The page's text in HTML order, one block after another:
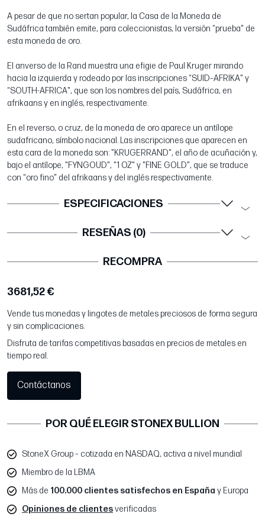
A pesar de que no sertan popular, la Casa de la Moneda de
Sudáfrica también emite, para coleccionistas, la versión “prueba" de
esta moneda de oro.
El anverso de la Rand muestra una efigie de Paul Kruger mirando
hacia la izquierda y rodeado por las inscripciones “SUID–AFRIKA" y
“SOUTH-AFRICA", que son los nombres del país, Sudáfrica, en
afrikaans y en inglés, respectivamente.
En el reverso, o cruz, de la moneda de oro aparece un antílope
sudafricano, símbolo nacional. Las inscripciones que aparecen en
esta cara de la moneda son: "KRUGERRAND", el año de acuñación y,
bajo el antílope, "FYNGOUD", "1 OZ" y "FINE GOLD", que se traduce
con “oro fino" del afrikaans y del inglés respectivamente.
ESPECIFICACIONES
RESEÑAS (0)
RECOMPRA
3681,52 €
Vende tus monedas y lingotes de metales preciosos de forma segura
y sin complicaciones.
Disfruta de tarifas competitivas basadas en precios de metales en
tiempo real.
Contáctanos
POR QUÉ ELEGIR STONEX BULLION
StoneX Group – cotizada en NASDAQ, activa a nivel mundial
Miembro de la LBMA
Más de 100.000 clientes satisfechos en España y Europa
Opiniones de clientesverificadas